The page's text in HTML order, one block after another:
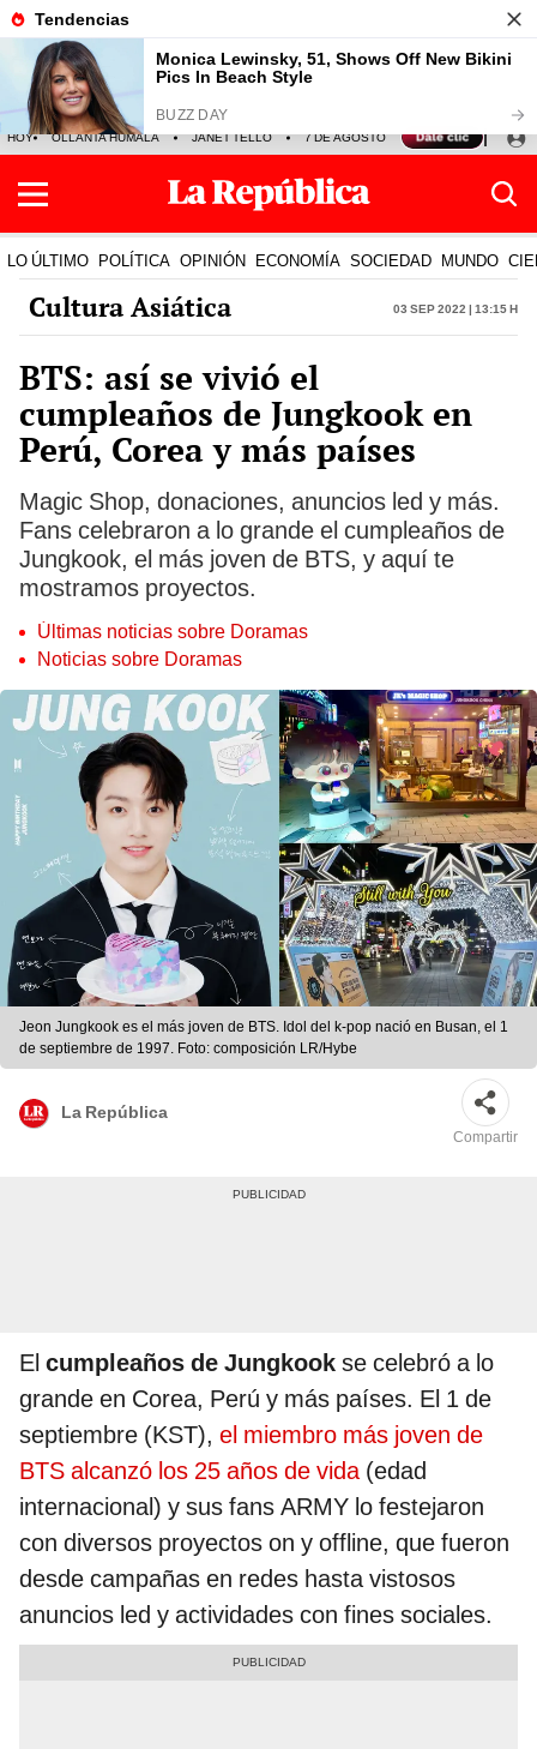
HOY OLLANTA HUMALA JANET TELLO 7 DE AGOSTO TINKA RESULTADOS
LO ÚLTIMO POLÍTICA OPINIÓN ECONOMÍA SOCIEDAD MUNDO
Cultura Asiática 03 Sep 2022 | 13:15 h
BTS: así se vivió el
cumpleaños de Jungkook en
Perú, Corea y más países
Magic Shop, donaciones, anuncios led y más.
Fans celebraron a lo grande el cumpleaños de
Jungkook, el más joven de BTS, y aquí te
mostramos proyectos.
Últimas noticias sobre Doramas
Noticias sobre Doramas
Jeon Jungkook es el más joven de BTS. Idol del k-pop nació en Busan, el 1
de septiembre de 1997. Foto: composición LR/Hybe
La República
Compartir
El cumpleaños de Jungkook se celebró a lo
grande en Corea, Perú y más países. El 1 de
septiembre (KST), el miembro más joven de
BTS alcanzó los 25 años de vida(edad
internacional) y sus fans ARMY lo festejaron
con diversos proyectos on y offline, que fueron
desde campañas en redes hasta vistosos
anuncios led y actividades con fines sociales.